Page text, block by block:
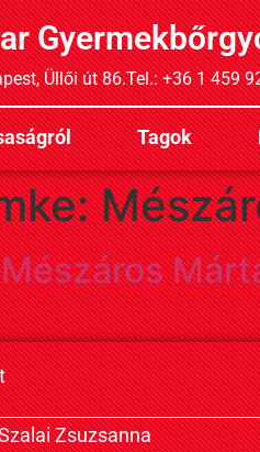
Üllői út 86.Tel.: +36 1 459
Tagok
Zsuzsanna